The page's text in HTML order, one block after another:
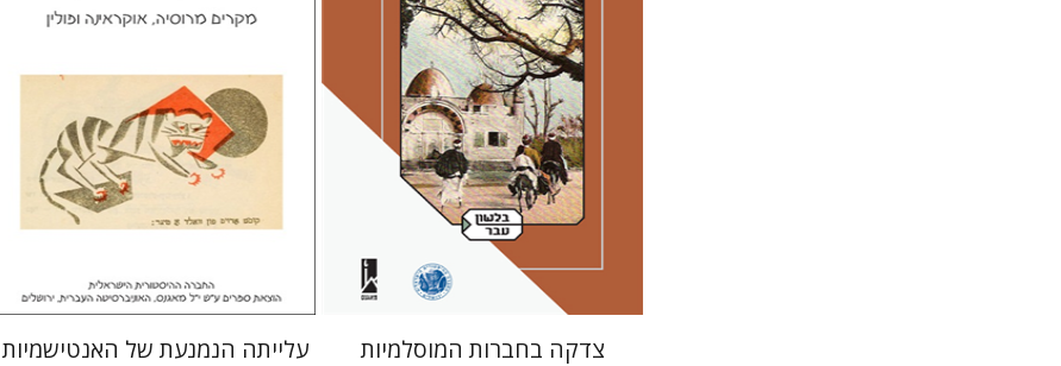
הנחת אתר ספר מודפס
$46
$41
צדקה בחברות המוסלמיות
הנחת אתר ספר מודפס
$32
עלייתה הנמנעת של האנטישמיות